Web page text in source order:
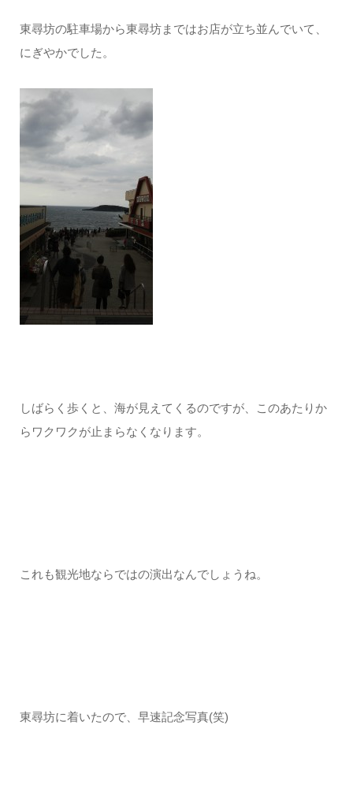
東尋坊の駐車場から東尋坊まではお店が立ち並んでいて、
にぎやかでした。
しばらく歩くと、海が見えてくるのですが、このあたりか
らワクワクが止まらなくなります。
これも観光地ならではの演出なんでしょうね。
東尋坊に着いたので、早速記念写真(笑)